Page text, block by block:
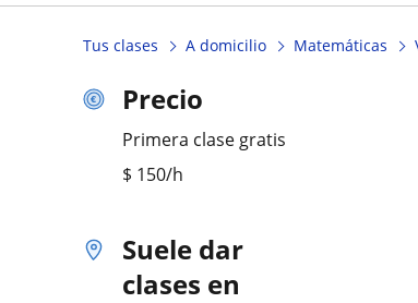
Tus clases A domicilio Matemáticas
Precio
Primera clase gratis
$ 150/h
Suele dar
clases en